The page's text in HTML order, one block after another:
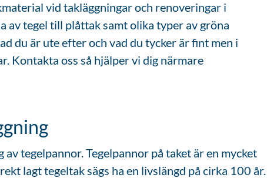
vid takläggningar och renoveringar i
tegel till plåttak samt olika typer av gröna
du är ute efter och vad du tycker är fint men i
Kontakta oss så hjälper vi dig närmare
tegelpannor. Tegelpannor på taket är en mycket
lagt tegeltak sägs ha en livslängd på cirka 100 år.